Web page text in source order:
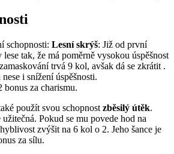
schopnosti: Lesní skrýš: Již od první
tak, že má poměrně vysokou úspěšnost
trvá 9 kol, avšak dá se zkrátit .
i snížení úspěšnosti.
za charismu.
použít svou schopnost zběsilý útěk.
Pokud se mu povede hod na
zvýšit na 6 kol o 2. Jeho šance je
za sílu.